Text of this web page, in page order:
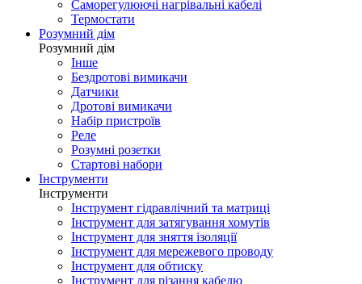
Саморегулюючі нагрівальні кабелі
Термостати
Розумний дім
Розумний дім
Інше
Бездротові вимикачи
Датчики
Дротові вимикачи
Набір пристроїв
Реле
Розумні розетки
Стартові набори
Інструменти
Інструменти
Інструмент гідравлічний та матриці
Інструмент для затягування хомутів
Інструмент для зняття ізоляції
Інструмент для мережевого проводу
Інструмент для обтиску
Інструмент для різання кабелю